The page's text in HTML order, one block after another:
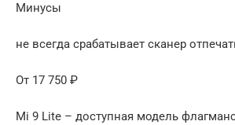
Минусы
не всегда срабатывает сканер
От 17 750 ₽
Mi 9 Lite – доступная модель